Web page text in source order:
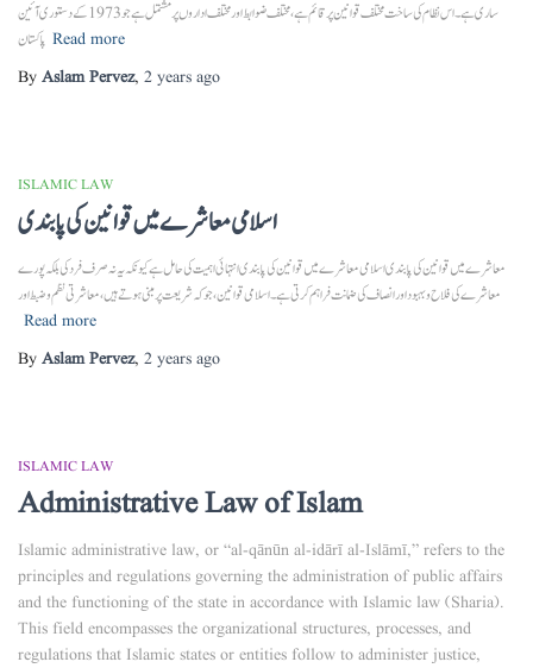
ساری ہے۔اس نظام کی ساخت مختلف قوانین پر قائم ہے، مختلف ضوابط اور مختلف اداروں پر مشتمل ہے جو 1973 کے دستوری آئین
پاکستان Read more
By Aslam Pervez, 2 years ago
ISLAMIC LAW
اسلامی معاشرے میں قوانین کی پابندی
معاشرے میں قوانین کی پابندی اسلامی معاشرے میں قوانین کی پابندی انتہائی اہمیت کی حامل ہے کیونکہ یہ نہ صرف فرد کی بلکہ پورے
معاشرے کی فلاح و بہبود اور انصاف کی ضمانت فراہم کرتی ہے۔ اسلامی قوانین، جو کہ شریعت پر مبنی ہوتے ہیں، معاشرتی نظم و ضبط اور
Read more
By Aslam Pervez, 2 years ago
ISLAMIC LAW
Administrative Law of Islam
Islamic administrative law, or “al-qānūn al-idārī al-Islāmī,” refers to the
principles and regulations governing the administration of public affairs
and the functioning of the state in accordance with Islamic law (Sharia).
This field encompasses the organizational structures, processes, and
regulations that Islamic states or entities follow to administer justice,